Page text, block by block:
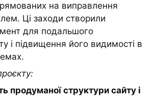
на виправлення
Ці заходи створили
для подальшого
і підвищення його видимості в
продуманої структури сайту і